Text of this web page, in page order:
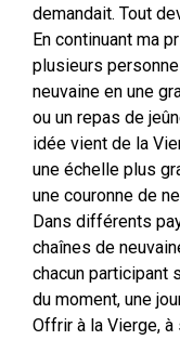
demandait. Tout
En continuant ma
plusieurs
neuvaine en une
ou un repas de
idée vient de la
une échelle plus
une couronne de
Dans différents
chaînes de
chacun participant
du moment, une
Offrir à la Vierge,